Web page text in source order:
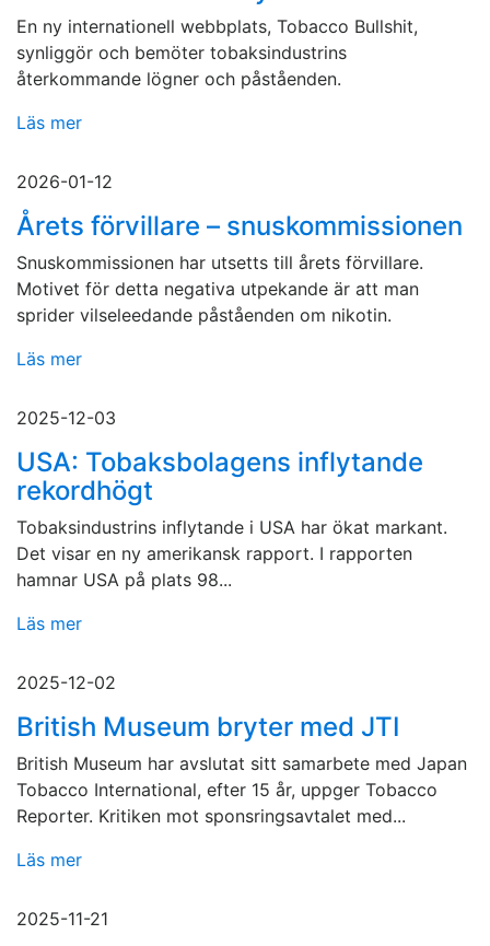
En ny internationell webbplats, Tobacco Bullshit,
synliggör och bemöter tobaksindustrins
återkommande lögner och påståenden.
Läs mer
2026-01-12
Årets förvillare – snuskommissionen
Snuskommissionen har utsetts till årets förvillare.
Motivet för detta negativa utpekande är att man
sprider vilseleedande påståenden om nikotin.
Läs mer
2025-12-03
USA: Tobaksbolagens inflytande
rekordhögt
Tobaksindustrins inflytande i USA har ökat markant.
Det visar en ny amerikansk rapport. I rapporten
hamnar USA på plats 98...
Läs mer
2025-12-02
British Museum bryter med JTI
British Museum har avslutat sitt samarbete med Japan
Tobacco International, efter 15 år, uppger Tobacco
Reporter. Kritiken mot sponsringsavtalet med...
Läs mer
2025-11-21